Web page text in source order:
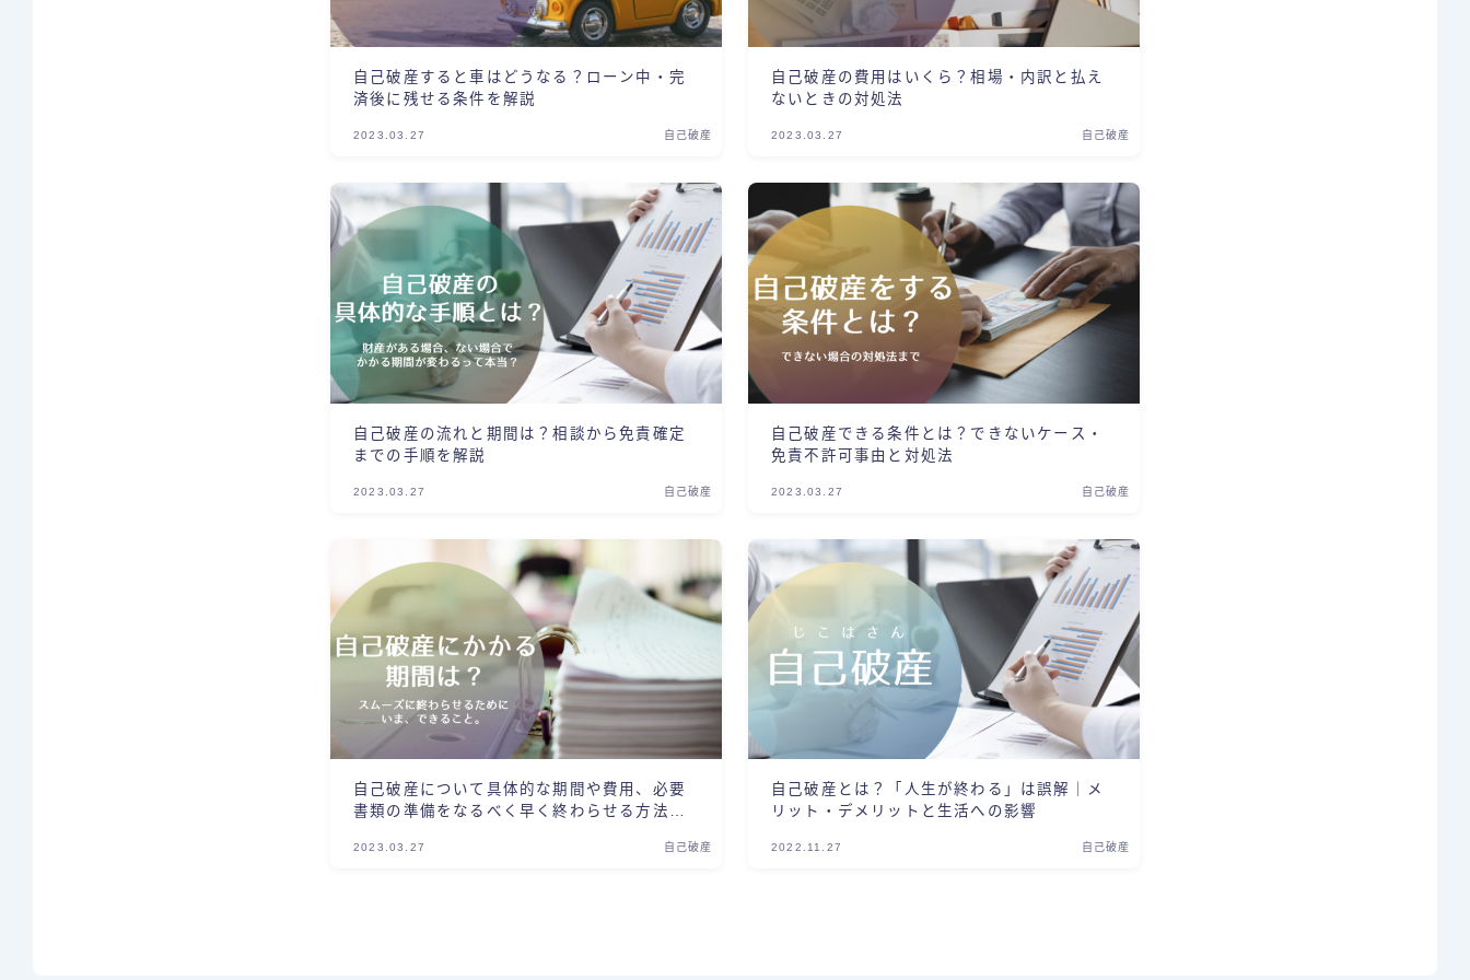
自己破産すると車はどうなる？ローン中・完
済後に残せる条件を解説
2023.03.27 自己破産
自己破産の費用はいくら？相場・内訳と払え
ないときの対処法
2023.03.27 自己破産
自己破産の流れと期間は？相談から免責確定
までの手順を解説
2023.03.27 自己破産
自己破産できる条件とは？できないケース・
免責不許可事由と対処法
2023.03.27 自己破産
自己破産について具体的な期間や費用、必要
書類の準備をなるべく早く終わらせる方法を
2023.03.27 自己破産
自己破産とは？「人生が終わる」は誤解｜メ
リット・デメリットと生活への影響
2022.11.27 自己破産